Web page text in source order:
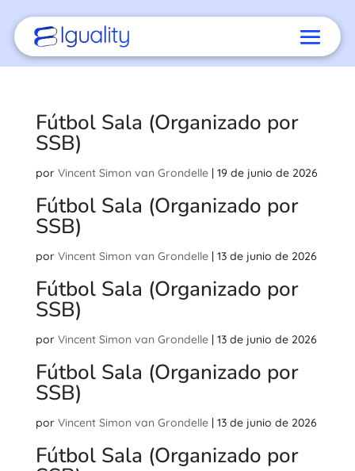
Fútbol Sala (Organizado por
SSB)
por Vincent Simon van Grondelle| 19 de junio de 2026
Fútbol Sala (Organizado por
SSB)
por Vincent Simon van Grondelle| 13 de junio de 2026
Fútbol Sala (Organizado por
SSB)
por Vincent Simon van Grondelle| 13 de junio de 2026
Fútbol Sala (Organizado por
SSB)
por Vincent Simon van Grondelle| 13 de junio de 2026
Fútbol Sala (Organizado por